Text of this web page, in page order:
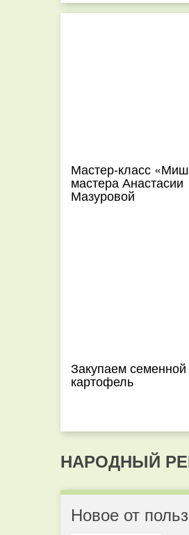
Мастер-класс
мастера Анастасии
Мазуровой
Закупаем семенной
картофель
НАРОДНЫЙ
Новое от